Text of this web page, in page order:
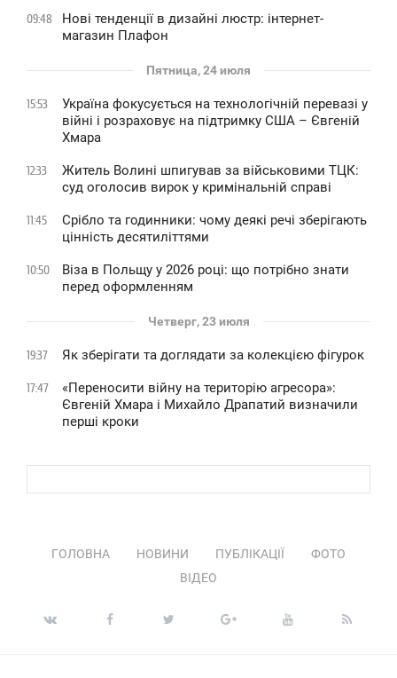
09:48
Нові тенденції в дизайні люстр: інтернет-
магазин Плафон
Пятница, 24 июля
15:53
Україна фокусується на технологічній перевазі у
війні і розраховує на підтримку США – Євгеній
Хмара
12:33
Житель Волині шпигував за військовими ТЦК:
суд оголосив вирок у кримінальній справі
11:45
Срібло та годинники: чому деякі речі зберігають
цінність десятиліттями
10:50
Віза в Польщу у 2026 році: що потрібно знати
перед оформленням
Четверг, 23 июля
19:37 Як зберігати та доглядати за колекцією фігурок
17:47
«Переносити війну на територію агресора»:
Євгеній Хмара і Михайло Драпатий визначили
перші кроки
ГОЛОВНА НОВИНИ ПУБЛІКАЦІЇ
ФОТО
ВІДЕО